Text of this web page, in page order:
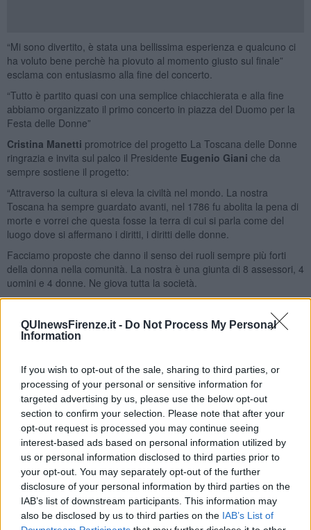
QUInewsFirenze.it - Do Not Process My Personal
Information
If you wish to opt-out of the sale, sharing to third parties, or
processing of your personal or sensitive information for
targeted advertising by us, please use the below opt-out
section to confirm your selection. Please note that after your
opt-out request is processed you may continue seeing
interest-based ads based on personal information utilized by
us or personal information disclosed to third parties prior to
your opt-out. You may separately opt-out of the further
disclosure of your personal information by third parties on the
IAB’s list of downstream participants. This information may
also be disclosed by us to third parties on the IAB’s List of
“Mi sono divertito, è stata una bellissima esperienza e qualcuno ci
ha voluto bene perchè ha piovuto al momento giusto sul finale”
esclama con entusiasmo alla fine del concerto.
“Tutto è partito quasi con una semplice chiacchierata e alla fine
abbiamo organizzato il primo concerto in piazza del Duomo per la
Festa delle Donne”
Cristina Manetti promotrice del progetto La Toscana delle Donne
ringrazia e invita sul palco il Presidente Eugenio Giani che da
sempre sostiene il progetto:
“Attraverso la cultura si eleva la civiltà nel mondo. La nostra
Toscana ha sempre guardato avanti, nel 1786 fu abolita la pena di
morte e vorrei che questa fosse la terra di cui si parla come del
luogo dove si affermano i diritti, i diritti delle donne.
Facciamo proposte che danno il senso dei ruoli sempre più forti
della donna nella comunità. La nostra è una giunta di 8 assessori, 4
uomini e 4 donne. Ne giova tutta la società.
Questo non è un convegno ma è essere in piazza insieme alle
donne, insieme agli uomini. Gli etruschi ci hanno insegnato che più
donne partecipano alla vita della società e più la società va avanti e
Dopo l’intervento del Presidente Cristina Manetti prosegue con la
metafora del viaggio e delle lettere scritte a sua figlia Penelope,
lettere di una madre che prepara la sua valigia, valigia del viaggio
immaginario per i diritti delle donne.
“Viaggio indica il viatico ovvero quanto occorre per il viaggio stesso.
Un viaggio comincia molto prima della partenza e non finisce mai
nemmeno quando si arriva a casa. Mi piace l’ idea del viaggio di
Ulisse con Penelope che lo attende per anni ad Itaca da brava
donna di casa. Nell’Odissea si lascia trapelare che Ulisse ripartirà.
Nella mia immaginazione vorrei che fosse Ulisse a rimanere a casa
e che Penelope partisse”